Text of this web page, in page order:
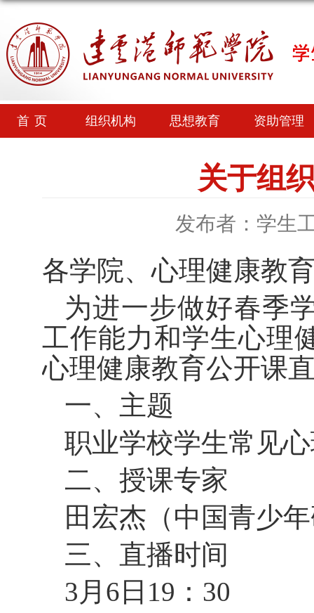
首页 组织机构 思想教育 资助管理
关于组
发布者：学生
各学院、心理健康教
为进一步做好春季
工作能力和学生心理
心理健康教育公开课
一、主题
职业学校学生常见
二、授课专家
田宏杰（中国青少
三、直播时间
3月6日19：30